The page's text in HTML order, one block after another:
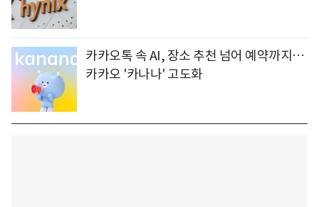
카카오톡 속 AI, 장소 추천 넘어 예약까지…
카카오 '카나나' 고도화